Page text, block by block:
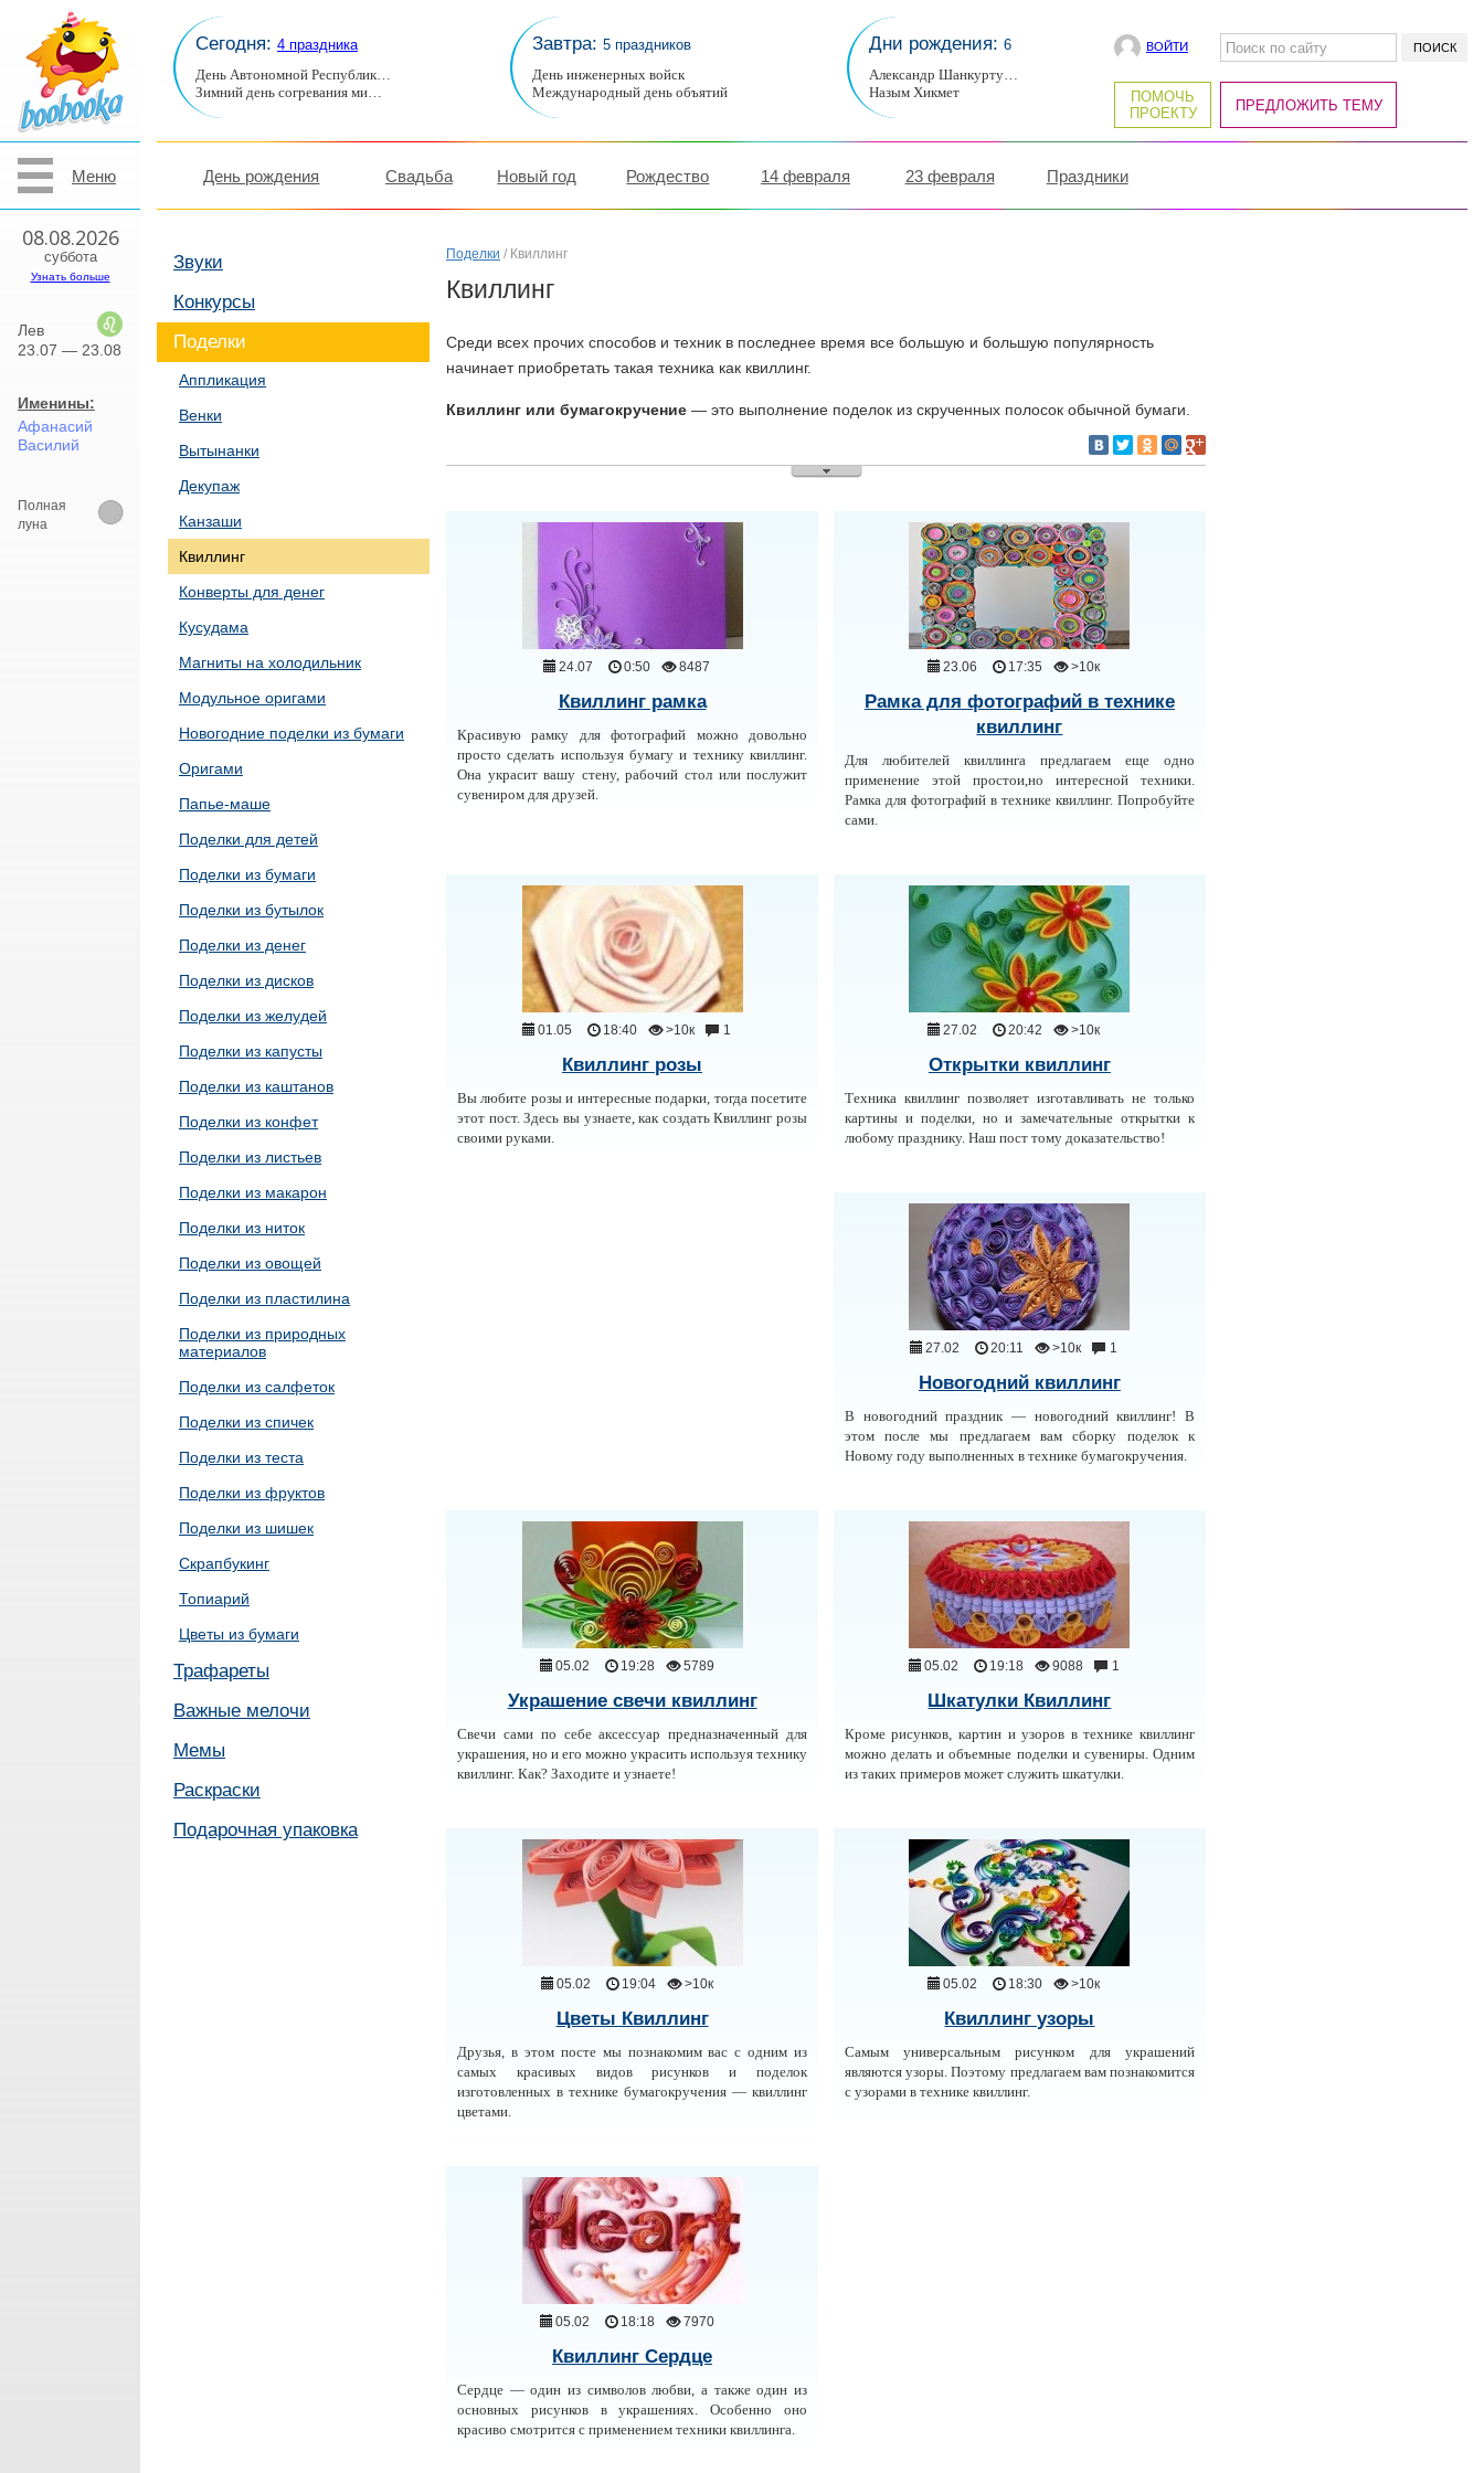
Меню
08.08.2026
суббота
Узнать больше
Лев
23.07 — 23.08
Именины:
Афанасий
Василий
Полная
луна
Сегодня: 4 праздника
День Автономной Республик…
Зимний день согревания ми…
Завтра: 5 праздников
День инженерных войск
Международный день объятий
Дни рождения: 6
Александр Шанкурту…
Назым Хикмет
ВОЙТИ
ПОМОЧЬ
ПРОЕКТУ
ПРЕДЛОЖИТЬ ТЕМУ
День рождения Свадьба Новый год Рождество 14 февраля 23 февраля Праздники
Звуки
Конкурсы
Поделки
Аппликация
Венки
Вытынанки
Декупаж
Канзаши
Квиллинг
Конверты для денег
Кусудама
Магниты на холодильник
Модульное оригами
Новогодние поделки из бумаги
Оригами
Папье-маше
Поделки для детей
Поделки из бумаги
Поделки из бутылок
Поделки из денег
Поделки из дисков
Поделки из желудей
Поделки из капусты
Поделки из каштанов
Поделки из конфет
Поделки из листьев
Поделки из макарон
Поделки из ниток
Поделки из овощей
Поделки из пластилина
Поделки из природных
материалов
Поделки из салфеток
Поделки из спичек
Поделки из теста
Поделки из фруктов
Поделки из шишек
Скрапбукинг
Топиарий
Цветы из бумаги
Трафареты
Важные мелочи
Мемы
Раскраски
Подарочная упаковка
Поделки / Квиллинг
Квиллинг
Среди всех прочих способов и техник в последнее время все большую и большую популярность
начинает приобретать такая техника как квиллинг.
Квиллинг или бумагокручение — это выполнение поделок из скрученных полосок обычной бумаги.
24.07 0:50 8487
Квиллинг рамка
Красивую рамку для фотографий можно довольно
просто сделать используя бумагу и технику квиллинг.
Она украсит вашу стену, рабочий стол или послужит
сувениром для друзей.
23.06 17:35 >10к
Рамка для фотографий в технике
квиллинг
Для любителей квиллинга предлагаем еще одно
применение этой простои,но интересной техники.
Рамка для фотографий в технике квиллинг. Попробуйте
сами.
01.05 18:40 >10к 1
Квиллинг розы
Вы любите розы и интересные подарки, тогда посетите
этот пост. Здесь вы узнаете, как создать Квиллинг розы
своими руками.
27.02 20:42 >10к
Открытки квиллинг
Техника квиллинг позволяет изготавливать не только
картины и поделки, но и замечательные открытки к
любому празднику. Наш пост тому доказательство!
27.02 20:11 >10к 1
Новогодний квиллинг
В новогодний праздник — новогодний квиллинг! В
этом после мы предлагаем вам сборку поделок к
Новому году выполненных в технике бумагокручения.
05.02 19:28 5789
Украшение свечи квиллинг
Свечи сами по себе аксессуар предназначенный для
украшения, но и его можно украсить используя технику
квиллинг. Как? Заходите и узнаете!
05.02 19:18 9088 1
Шкатулки Квиллинг
Кроме рисунков, картин и узоров в технике квиллинг
можно делать и объемные поделки и сувениры. Одним
из таких примеров может служить шкатулки.
05.02 19:04 >10к
Цветы Квиллинг
Друзья, в этом посте мы познакомим вас с одним из
самых красивых видов рисунков и поделок
изготовленных в технике бумагокручения — квиллинг
цветами.
05.02 18:30 >10к
Квиллинг узоры
Самым универсальным рисунком для украшений
являются узоры. Поэтому предлагаем вам познакомится
с узорами в технике квиллинг.
05.02 18:18 7970
Квиллинг Сердце
Сердце — один из символов любви, а также один из
основных рисунков в украшениях. Особенно оно
красиво смотрится с применением техники квиллинга.